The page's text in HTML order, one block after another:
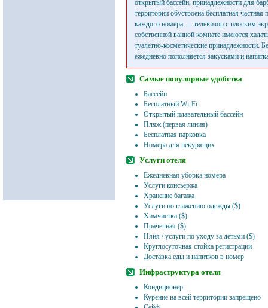
открытый бассейн, принадлежности для
территории обустроена бесплатная частная
каждого номера — телевизор с плоским
собственной ванной комнате имеются
туалетно-косметические принадлежности.
ежедневно пополняется закусками и
Самые популярные удобства
Бассейн
Бесплатный Wi-Fi
Открытый плавательный бассейн
Пляж (первая линия)
Бесплатная парковка
Номера для некурящих
Услуги отеля
Ежедневная уборка номера
Услуги консьержа
Хранение багажа
Услуги по глажению одежды ($)
Химчистка ($)
Прачечная ($)
Няня / услуги по уходу за детьми ($)
Круглосуточная стойка регистрации
Доставка еды и напитков в номер
Инфраструктура отеля
Кондиционер
Курение на всей территории запрещено